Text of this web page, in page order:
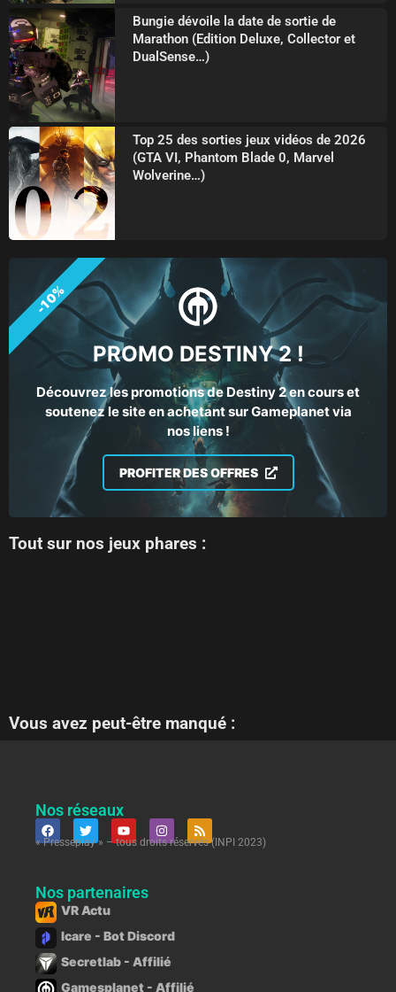
Bungie dévoile la date de sortie de
Marathon (Edition Deluxe, Collector et
DualSense…)
Top 25 des sorties jeux vidéos de 2026
(GTA VI, Phantom Blade 0, Marvel
Wolverine…)
PROMO DESTINY 2 !
Découvrez les promotions de Destiny 2 en cours et
soutenez le site en achetant sur Gameplanet via
nos liens !
PROFITER DES OFFRES
-10%
Tout sur nos jeux phares :
Vous avez peut-être manqué :
Nos réseaux
« Presseplay » – tous droits réservés (INPI 2023)
Nos partenaires
VR Actu
Icare - Bot Discord
Secretlab - Affilié
Gamesplanet - Affilié